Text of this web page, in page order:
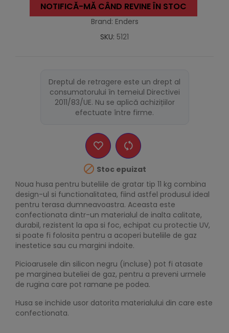
NOTIFICĂ-MĂ CÂND REVINE ÎN STOC
Brand: Enders
SKU: 5121
Dreptul de retragere este un drept al
consumatorului în temeiul Directivei
2011/83/UE. Nu se aplică achizițiilor
efectuate între firme.
 Stoc epuizat
Noua husa pentru buteliile de gratar tip 11 kg combina
design-ul si functionalitatea, fiind astfel produsul ideal
pentru terasa dumneavoastra. Aceasta este
confectionata dintr-un materialul de inalta calitate,
durabil, rezistent la apa si foc, echipat cu protectie UV,
si poate fi folosita pentru a acoperi buteliile de gaz
inestetice sau cu margini indoite.
Picioarusele din silicon negru (incluse) pot fi atasate
pe marginea buteliei de gaz, pentru a preveni urmele
de rugina care pot ramane pe podea.
Husa se inchide usor datorita materialului din care este
confectionata.